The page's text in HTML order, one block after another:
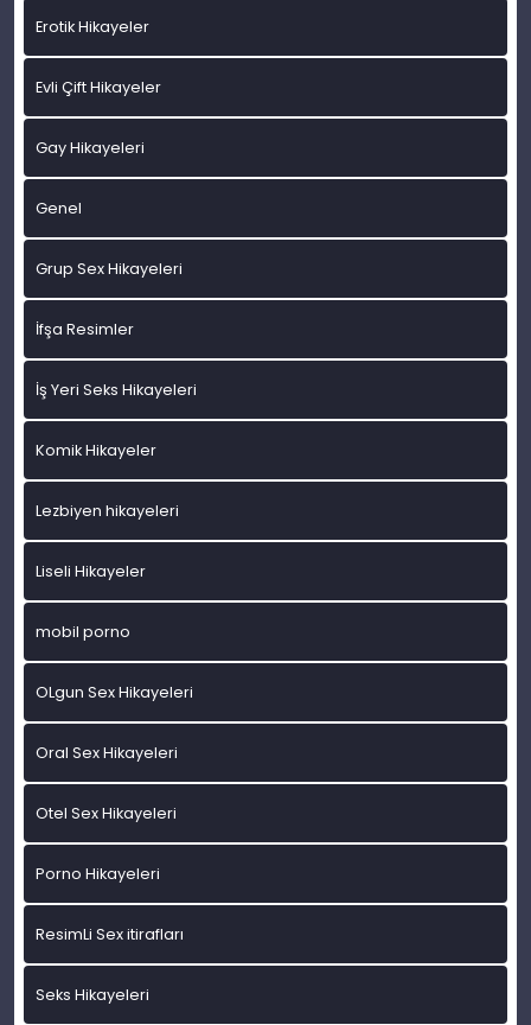
Erotik Hikayeler
Evli Çift Hikayeler
Gay Hikayeleri
Genel
Grup Sex Hikayeleri
İfşa Resimler
İş Yeri Seks Hikayeleri
Komik Hikayeler
Lezbiyen hikayeleri
Liseli Hikayeler
mobil porno
OLgun Sex Hikayeleri
Oral Sex Hikayeleri
Otel Sex Hikayeleri
Porno Hikayeleri
ResimLi Sex itirafları
Seks Hikayeleri